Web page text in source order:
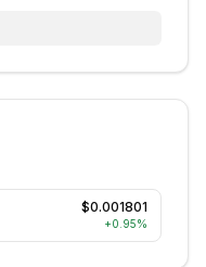
$0.001801
+0.95%